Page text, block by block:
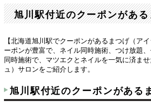
旭川駅付近のクーポンがあ
【北海道旭川駅でクーポンがあるまつげ（ア
ーポンが豊富で、ネイル同時施術、つけ放題
同時施術で、マツエクとネイルを一気に済ま
ュ）サロンをご紹介します。
旭川駅付近のクーポンがある